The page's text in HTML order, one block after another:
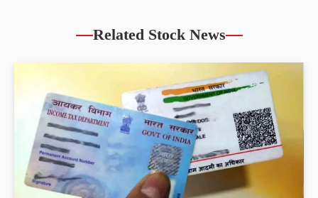
Related Stock News